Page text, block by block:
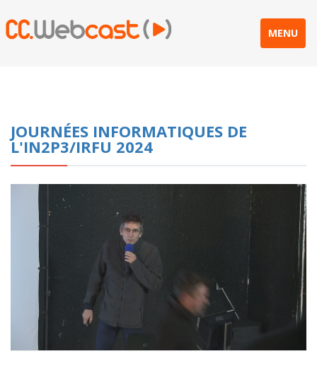
MENU
JOURNÉES INFORMATIQUES DE
L'IN2P3/IRFU 2024